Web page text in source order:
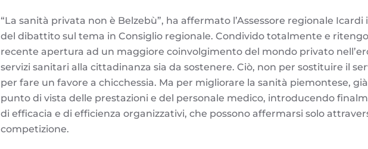
“La sanità privata non è Belzebù”, ha affermato l’Assessore regionale
del dibattito sul tema in Consiglio regionale. Condivido totalmente e
recente apertura ad un maggiore coinvolgimento del mondo privato
servizi sanitari alla cittadinanza sia da sostenere. Ciò, non per sostituire il
per fare un favore a chicchessia. Ma per migliorare la sanità piemontese,
punto di vista delle prestazioni e del personale medico, introducendo
di efficacia e di efficienza organizzativi, che possono affermarsi solo
competizione.